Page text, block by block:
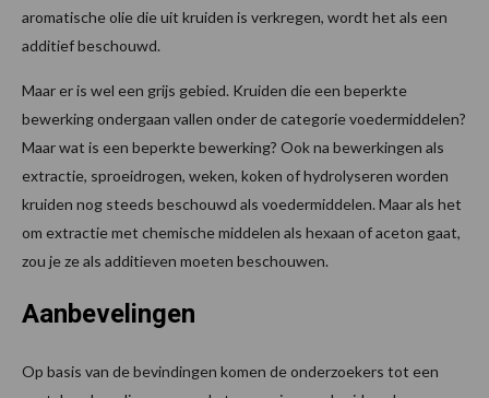
aromatische olie die uit kruiden is verkregen, wordt het als een
additief beschouwd.
Maar er is wel een grijs gebied. Kruiden die een beperkte
bewerking ondergaan vallen onder de categorie voedermiddelen?
Maar wat is een beperkte bewerking? Ook na bewerkingen als
extractie, sproeidrogen, weken, koken of hydrolyseren worden
kruiden nog steeds beschouwd als voedermiddelen. Maar als het
om extractie met chemische middelen als hexaan of aceton gaat,
zou je ze als additieven moeten beschouwen.
Aanbevelingen
Op basis van de bevindingen komen de onderzoekers tot een